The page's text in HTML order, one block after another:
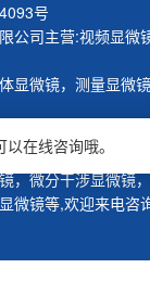
号
公司主营:视频显微
显微镜， 测量显微镜
，微分干涉显微镜，
微镜等,欢迎来电咨
在线咨询哦。